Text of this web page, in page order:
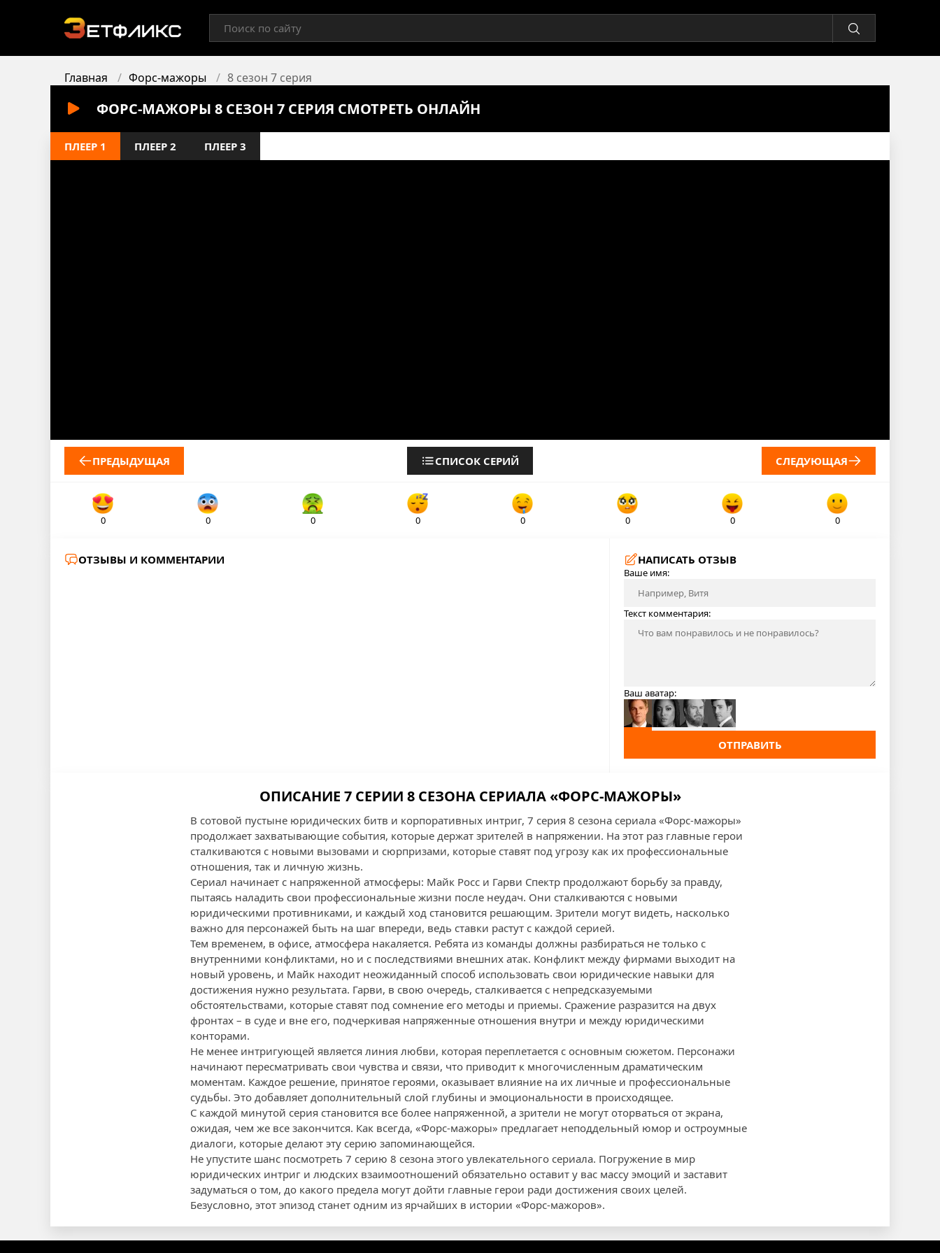
Главная Форс-мажоры 8 сезон 7 серия
ФОРС-МАЖОРЫ 8 СЕЗОН 7 СЕРИЯ СМОТРЕТЬ ОНЛАЙН
ПЛЕЕР 1 ПЛЕЕР 2 ПЛЕЕР 3
ПРЕДЫДУЩАЯ СПИСОК СЕРИЙ СЛЕДУЮЩАЯ
0 0 0 0 0 0 0 0
ОТЗЫВЫ И КОММЕНТАРИИ НАПИСАТЬ ОТЗЫВ
Ваше имя:
Текст комментария:
Ваш аватар:
ОТПРАВИТЬ
ОПИСАНИЕ 7 СЕРИИ 8 СЕЗОНА СЕРИАЛА «ФОРС-МАЖОРЫ»
В сотовой пустыне юридических битв и корпоративных интриг, 7 серия 8 сезона сериала «Форс-мажоры»
продолжает захватывающие события, которые держат зрителей в напряжении. На этот раз главные герои
сталкиваются с новыми вызовами и сюрпризами, которые ставят под угрозу как их профессиональные
отношения, так и личную жизнь.
Сериал начинает с напряженной атмосферы: Майк Росс и Гарви Спектр продолжают борьбу за правду,
пытаясь наладить свои профессиональные жизни после неудач. Они сталкиваются с новыми
юридическими противниками, и каждый ход становится решающим. Зрители могут видеть, насколько
важно для персонажей быть на шаг впереди, ведь ставки растут с каждой серией.
Тем временем, в офисе, атмосфера накаляется. Ребята из команды должны разбираться не только с
внутренними конфликтами, но и с последствиями внешних атак. Конфликт между фирмами выходит на
новый уровень, и Майк находит неожиданный способ использовать свои юридические навыки для
достижения нужно результата. Гарви, в свою очередь, сталкивается с непредсказуемыми
обстоятельствами, которые ставят под сомнение его методы и приемы. Сражение разразится на двух
фронтах – в суде и вне его, подчеркивая напряженные отношения внутри и между юридическими
конторами.
Не менее интригующей является линия любви, которая переплетается с основным сюжетом. Персонажи
начинают пересматривать свои чувства и связи, что приводит к многочисленным драматическим
моментам. Каждое решение, принятое героями, оказывает влияние на их личные и профессиональные
судьбы. Это добавляет дополнительный слой глубины и эмоциональности в происходящее.
С каждой минутой серия становится все более напряженной, а зрители не могут оторваться от экрана,
ожидая, чем же все закончится. Как всегда, «Форс-мажоры» предлагает неподдельный юмор и остроумные
диалоги, которые делают эту серию запоминающейся.
Не упустите шанс посмотреть 7 серию 8 сезона этого увлекательного сериала. Погружение в мир
юридических интриг и людских взаимоотношений обязательно оставит у вас массу эмоций и заставит
задуматься о том, до какого предела могут дойти главные герои ради достижения своих целей.
Безусловно, этот эпизод станет одним из ярчайших в истории «Форс-мажоров».